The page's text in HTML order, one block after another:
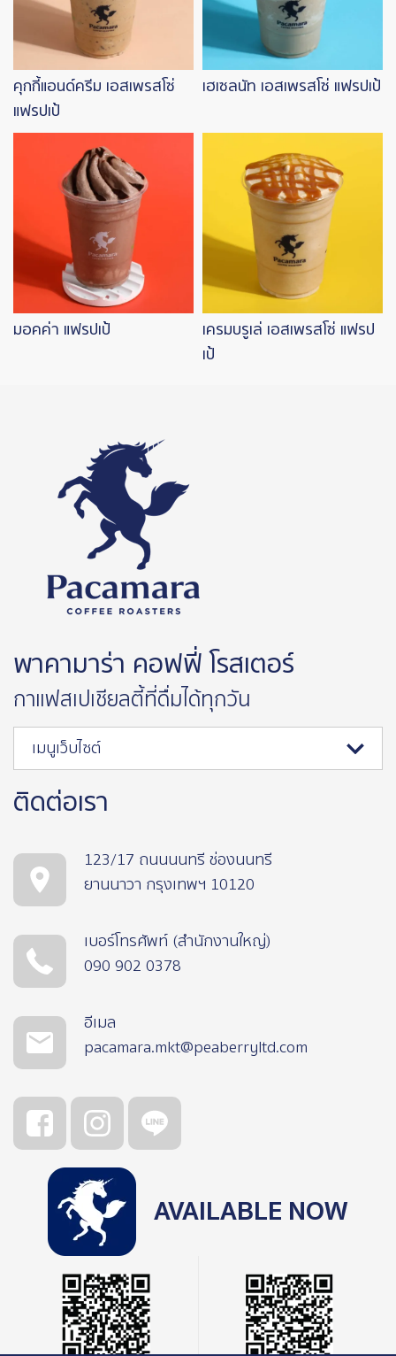
คุกกี้แอนด์ครีม เอสเพรสโซ่
แฟรปเป้
เฮเซลนัท เอสเพรสโซ่ แฟรปเป้
มอคค่า แฟรปเป้
เครมบรูเล่ เอสเพรสโซ่ แฟรป
เป้
พาคามาร่า คอฟฟี่ โรสเตอร์
กาแฟสเปเชียลตี้ที่ดื่มได้ทุกวัน
เมนูเว็บไซต์
ติดต่อเรา
123/17 ถนนนนทรี ช่องนนทรี
ยานนาวา กรุงเทพฯ 10120
เบอร์โทรศัพท์ (สำนักงานใหญ่)
090 902 0378
อีเมล
pacamara.mkt@peaberryltd.com
AVAILABLE NOW